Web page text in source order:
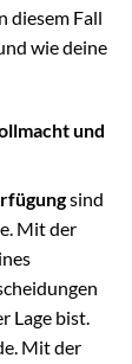
diesem Fall
wie deine
und
sind
Mit der
Lage bist.
Mit der